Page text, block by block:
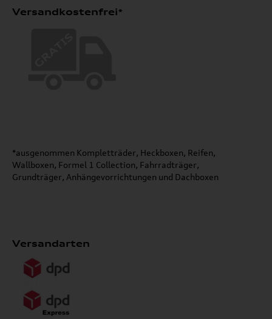
Versandkostenfrei*
*ausgenommen Kompletträder, Heckboxen, Reifen,
Wallboxen, Formel 1 Collection, Fahrradträger,
Grundträger, Anhängevorrichtungen und Dachboxen
Versandarten